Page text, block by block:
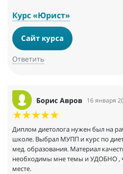
Курс «Юрист»
Сайт курса
Ответить
Борис Авров 16 января
Диплом диетолога нужен был на
школе. Выбрал МУПП и курс по
мед. образования. Материал
необходимы мне темы и УДОБНО ,
месте.